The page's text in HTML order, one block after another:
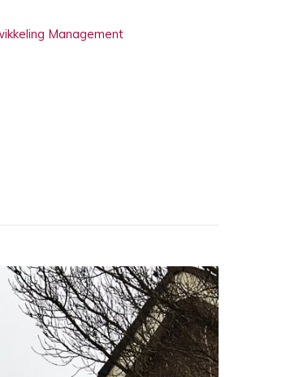
Management